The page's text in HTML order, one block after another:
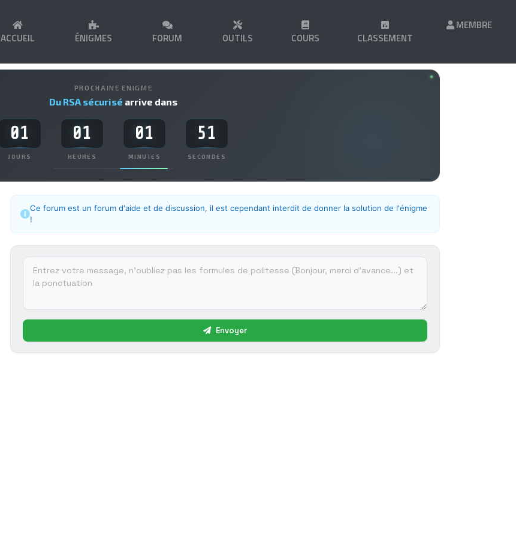
ACCUEIL ÉNIGMES FORUM OUTILS COURS CLASSEMENT
MEMBRE
PROCHAINE ENIGME
Du RSA sécurisé arrive dans
01
JOURS
01
HEURES
01
MINUTES
51
SECONDES
Ce forum est un forum d'aide et de discussion, il est cependant interdit de donner la solution de l'énigme
!
Envoyer